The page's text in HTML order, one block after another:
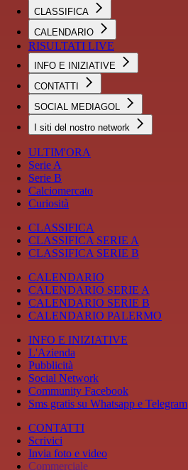
CLASSIFICA
CALENDARIO
RISULTATI LIVE
INFO E INIZIATIVE
CONTATTI
SOCIAL MEDIAGOL
I siti del nostro network
ULTIM'ORA
Serie A
Serie B
Calciomercato
Curiosità
CLASSIFICA
CLASSIFICA SERIE A
CLASSIFICA SERIE B
CALENDARIO
CALENDARIO SERIE A
CALENDARIO SERIE B
CALENDARIO PALERMO
INFO E INIZIATIVE
L'Azienda
Pubblicità
Social Network
Community Facebook
Sms gratis su Whatsapp e Telegram
CONTATTI
Scrivici
Invia foto e video
Commerciale